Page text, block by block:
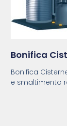
Bonifica
Bonifica
e smaltimento